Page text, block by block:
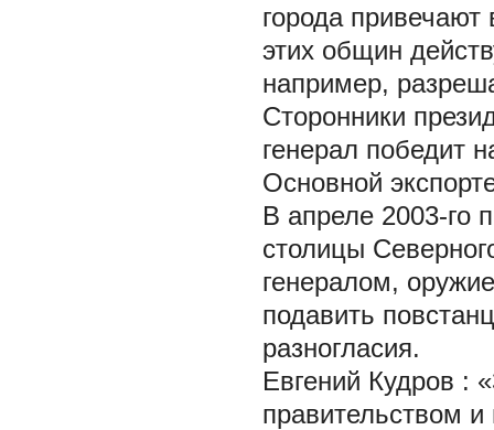
города
этих общин
например,
Сторонники
генерал победит
Основной
В апреле 2003-го
столицы
генералом,
подавить
разногласия.
Евгений Кудров :
правительством